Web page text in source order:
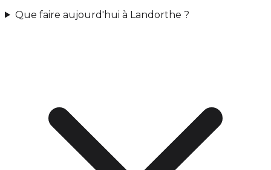
Que faire aujourd'hui à Landorthe ?